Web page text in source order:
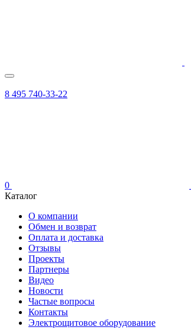
8 495 740-33-22
0
Каталог
О компании
Обмен и возврат
Оплата и доставка
Отзывы
Проекты
Партнеры
Видео
Новости
Частые вопросы
Контакты
Электрощитовое оборудование